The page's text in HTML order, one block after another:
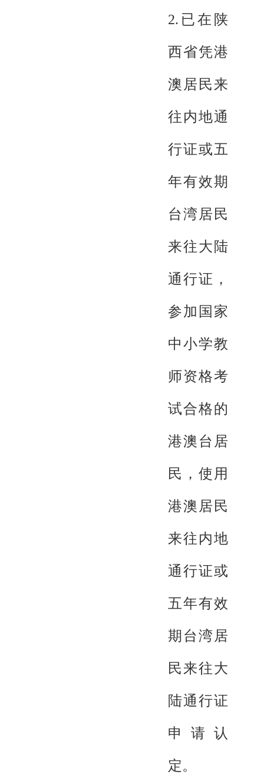
2.已在陕
西省凭港
澳居民来
往内地通
行证或五
年有效期
台湾居民
来往大陆
通行证，
参加国家
中小学教
师资格考
试合格的
港澳台居
民，使用
港澳居民
来往内地
通行证或
五年有效
期台湾居
民来往大
陆通行证
申请认
定。